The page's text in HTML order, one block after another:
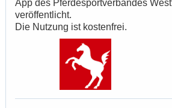
App des Pferdesportverbandes
veröffentlicht.
Die Nutzung ist kostenfrei.